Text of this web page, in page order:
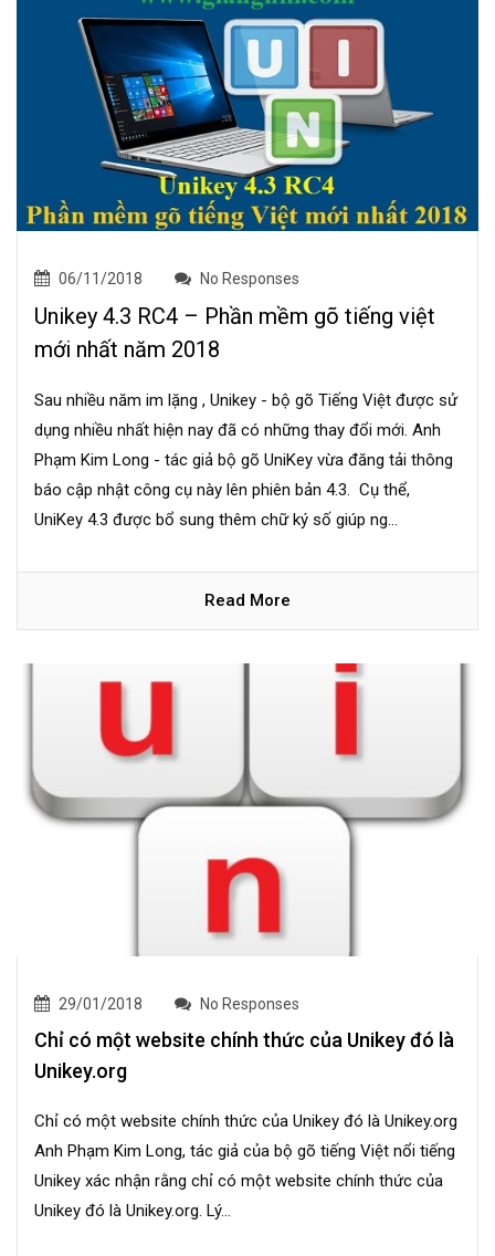
06/11/2018 No Responses
Unikey 4.3 RC4 – Phần mềm gõ tiếng việt
mới nhất năm 2018
Sau nhiều năm im lặng , Unikey - bộ gõ Tiếng Việt được sử
dụng nhiều nhất hiện nay đã có những thay đổi mới. Anh
Phạm Kim Long - tác giả bộ gõ UniKey vừa đăng tải thông
báo cập nhật công cụ này lên phiên bản 4.3. Cụ thể,
UniKey 4.3 được bổ sung thêm chữ ký số giúp ng...
Read More
29/01/2018 No Responses
Chỉ có một website chính thức của Unikey đó là
Unikey.org
Chỉ có một website chính thức của Unikey đó là Unikey.org
Anh Phạm Kim Long, tác giả của bộ gõ tiếng Việt nổi tiếng
Unikey xác nhận rằng chỉ có một website chính thức của
Unikey đó là Unikey.org. Lý...